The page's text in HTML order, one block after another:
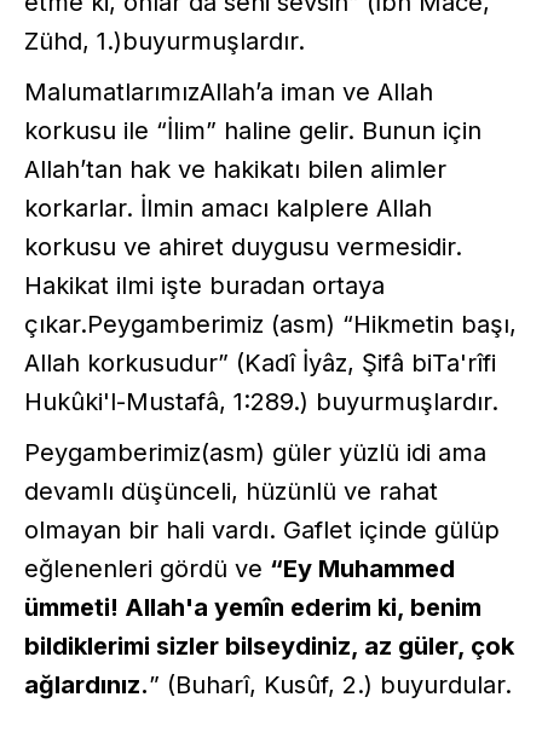
Zühd, 1.)buyurmuşlardır.
MalumatlarımızAllah’a iman ve Allah
korkusu ile “İlim” haline gelir. Bunun için
Allah’tan hak ve hakikatı bilen alimler
korkarlar. İlmin amacı kalplere Allah
korkusu ve ahiret duygusu vermesidir.
Hakikat ilmi işte buradan ortaya
çıkar.Peygamberimiz (asm) “Hikmetin başı,
Allah korkusudur” (Kadî İyâz, Şifâ biTa'rîfi
Hukûki'l-Mustafâ, 1:289.) buyurmuşlardır.
Peygamberimiz(asm) güler yüzlü idi ama
devamlı düşünceli, hüzünlü ve rahat
olmayan bir hali vardı. Gaflet içinde gülüp
eğlenenleri gördü ve “Ey Muhammed
ümmeti! Allah'a yemîn ederim ki, benim
bildiklerimi sizler bilseydiniz, az güler, çok
ağlardınız.” (Buharî, Kusûf, 2.) buyurdular.